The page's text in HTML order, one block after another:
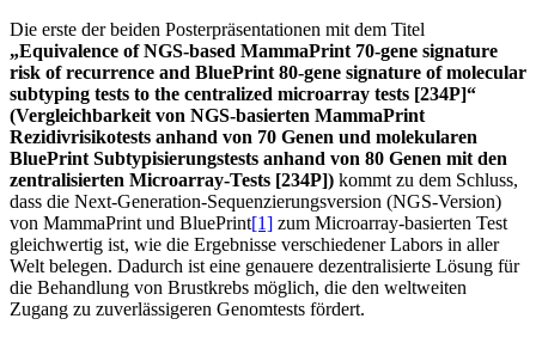
Die erste der beiden Posterpräsentationen mit dem Titel
„Equivalence of NGS-based MammaPrint 70-gene signature
risk of recurrence and BluePrint 80-gene signature of molecular
subtyping tests to the centralized microarray tests [234P]“
(Vergleichbarkeit von NGS-basierten MammaPrint
Rezidivrisikotests anhand von 70 Genen und molekularen
BluePrint Subtypisierungstests anhand von 80 Genen mit den
zentralisierten Microarray-Tests [234P]) kommt zu dem Schluss,
dass die Next-Generation-Sequenzierungsversion (NGS-Version)
von MammaPrint und BluePrint[1] zum Microarray-basierten Test
gleichwertig ist, wie die Ergebnisse verschiedener Labors in aller
Welt belegen. Dadurch ist eine genauere dezentralisierte Lösung für
die Behandlung von Brustkrebs möglich, die den weltweiten
Zugang zu zuverlässigeren Genomtests fördert.